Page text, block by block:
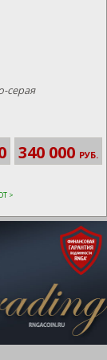
серая
340 000 РУБ.
>